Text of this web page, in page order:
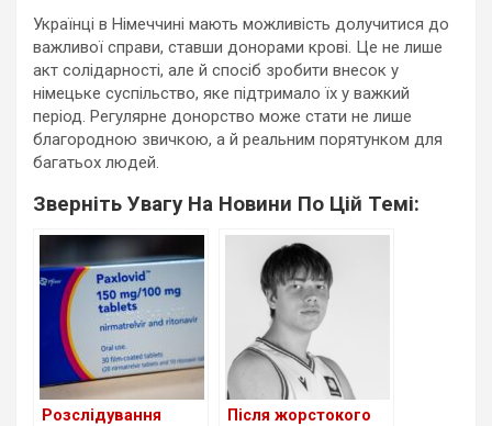
Українці в Німеччині мають можливість долучитися до
важливої справи, ставши донорами крові. Це не лише
акт солідарності, але й спосіб зробити внесок у
німецьке суспільство, яке підтримало їх у важкий
період. Регулярне донорство може стати не лише
благородною звичкою, а й реальним порятунком для
багатьох людей.
Зверніть Увагу На Новини По Цій Темі:
Розслідування
Після жорстокого